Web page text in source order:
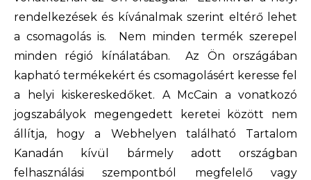
rendelkezések és kívánalmak szerint eltérő lehet
a csomagolás is. Nem minden termék szerepel
minden régió kínálatában. Az Ön országában
kapható termékekért és csomagolásért keresse fel
a helyi kiskereskedőket. A McCain a vonatkozó
jogszabályok megengedett keretei között nem
állítja, hogy a Webhelyen található Tartalom
Kanadán kívül bármely adott országban
felhasználási szempontból megfelelő vagy